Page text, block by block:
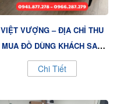
VIỆT VƯỢNG – ĐỊA CHỈ THU
MUA ĐỒ DÙNG KHÁCH SẠN
UY TÍN QUẬN 9
Chi Tiết